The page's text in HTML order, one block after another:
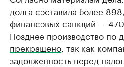
долга составила более
финансовых санкций —
Позднее производство по
прекращено, так как
задолженность перед